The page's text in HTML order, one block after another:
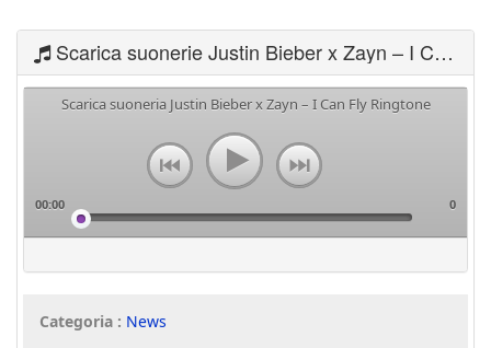
Scarica suonerie Justin Bieber x Zayn – I Can Fly Ringtone
Scarica suoneria Justin Bieber x Zayn – I Can Fly Ringtone
00:00 0
Categoria : News